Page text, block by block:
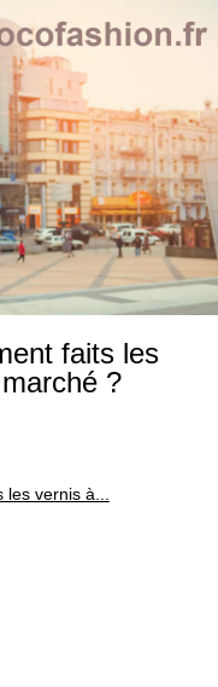
faits les
?
les vernis à...